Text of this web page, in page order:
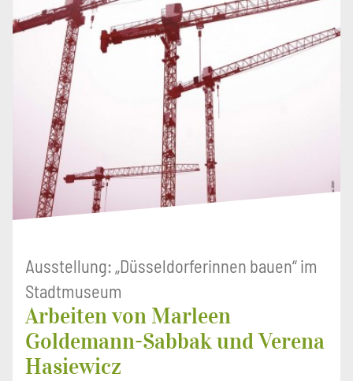
Ausstellung: „Düsseldorferinnen bauen“ im
Stadtmuseum
Arbeiten von Marleen
Goldemann-Sabbak und Verena
Hasiewicz